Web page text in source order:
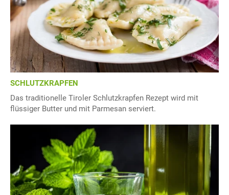
SCHLUTZKRAPFEN
Das traditionelle Tiroler Schlutzkrapfen Rezept wird mit
flüssiger Butter und mit Parmesan serviert.